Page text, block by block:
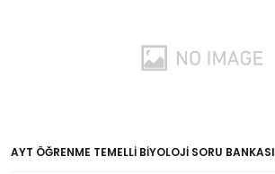
Oyuncak & Spor Gereçleri
Sözlük-Atlas
AYT ÖĞRENME TEMELLİ BİYOLOJİ SORU BANKASI